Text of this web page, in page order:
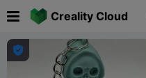
Creality Cloud
